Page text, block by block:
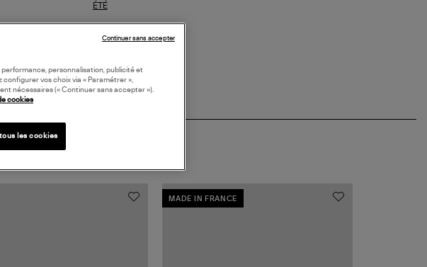
ÉTÉ
MADE IN FRANCE
personnalisation, publicité et
vos choix via « Paramétrer »,
nécessaires (« Continuer sans accepter »).
cookies
les cookies
Continuer sans accepter